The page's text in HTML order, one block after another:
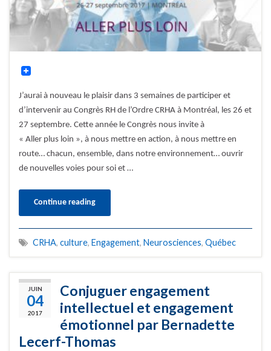
J’aurai à nouveau le plaisir dans 3 semaines de participer et
d’intervenir au Congrès RH de l’Ordre CRHA à Montréal, les 26 et
27 septembre. Cette année le Congrès nous invite à
« Aller plus loin », à nous mettre en action, à nous mettre en
route… chacun, ensemble, dans notre environnement… ouvrir
de nouvelles voies pour soi et …
Continue reading
CRHA, culture, Engagement, Neurosciences, Québec
JUIN
04
2017
Conjuguer engagement
intellectuel et engagement
émotionnel par Bernadette
Lecerf-Thomas